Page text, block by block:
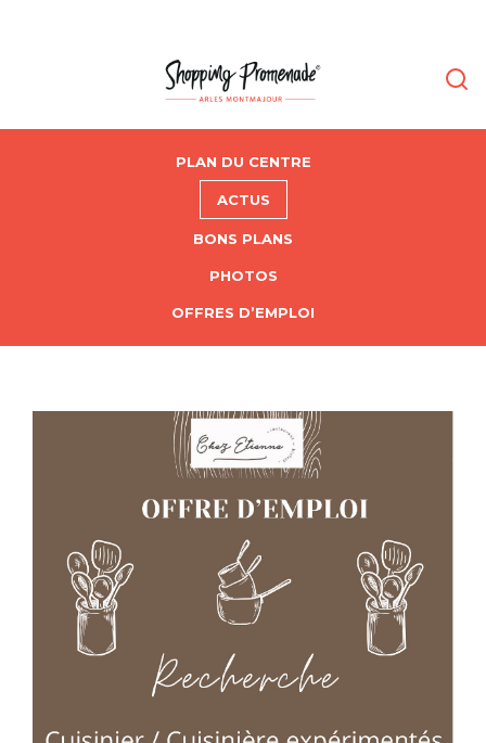
PLAN DU CENTRE
ACTUS
BONS PLANS
PHOTOS
OFFRES D’EMPLOI